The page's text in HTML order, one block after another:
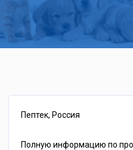
Пептек, Россия
Полную информацию по